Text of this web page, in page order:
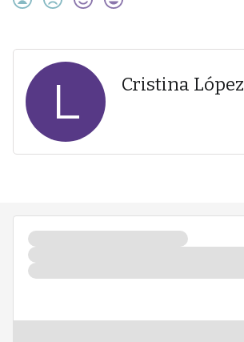
L Cristina López